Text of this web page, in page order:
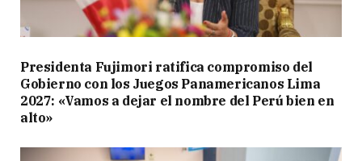
Presidenta Fujimori ratifica compromiso del
Gobierno con los Juegos Panamericanos Lima
2027: «Vamos a dejar el nombre del Perú bien en
alto»